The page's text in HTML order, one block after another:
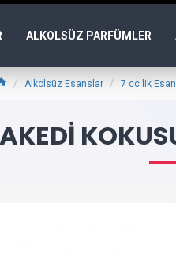
ALKOLSÜZ PARFÜMLER
Alkolsüz Esanslar 7 cc lik